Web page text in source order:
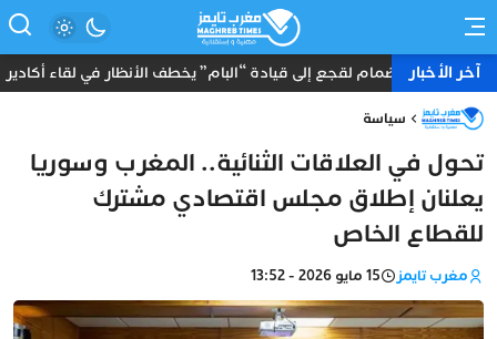
آخر الأخبارانضمام لقجع إلى قيادة “البام” يخطف الأنظار في لقاء أكادير
سياسة
تحول في العلاقات الثنائية.. المغرب وسوريا
يعلنان إطلاق مجلس اقتصادي مشترك
للقطاع الخاص
مغرب تايمز 15 مايو 2026 - 13:52